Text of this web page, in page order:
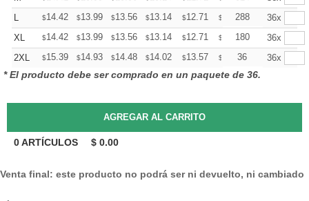
L
$14.42 $13.99 $13.56 $13.14 $12.71 $ 12.50 +
288
36x
XL
$14.42 $13.99 $13.56 $13.14 $12.71 $ 12.50 +
180
36x
2XL
$15.39 $14.93 $14.48 $14.02 $13.57 $ 13.34 +
36 36x
* El producto debe ser comprado en un paquete de 36.
0ARTÍCULOS $ 0.00
Venta final: este producto no podrá ser ni devuelto, ni cambiado